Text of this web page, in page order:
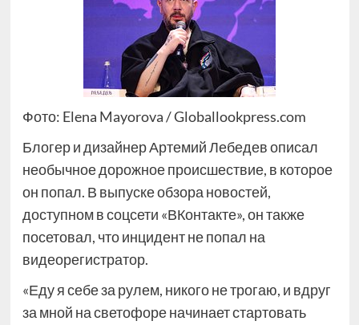
Фото: Elena Mayorova / Globallookpress.com
Блогер и дизайнер Артемий Лебедев описал
необычное дорожное происшествие, в которое
он попал. В выпуске обзора новостей,
доступном в соцсети «ВКонтакте», он также
посетовал, что инцидент не попал на
видеорегистратор.
«Еду я себе за рулем, никого не трогаю, и вдруг
за мной на светофоре начинает стартовать